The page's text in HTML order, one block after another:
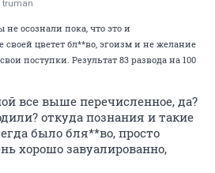
truman
осознали пока, что это и
своей цветет бл**во, эгоизм и не желание
поступки. Результат 83 развода на 100
все выше перечисленное, да?
откуда познания и такие
было бля**во, просто
хорошо завуалированно,